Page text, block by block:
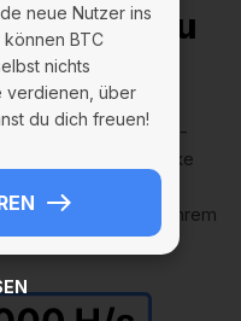
um bis zu
H/s
neuen Pool-Mining-
Hashrate-Marke
es ist bereits auf Ihrem
verfügbar.
neue Nutzer ins
BTC
nichts
verdienen, über
du dich freuen!